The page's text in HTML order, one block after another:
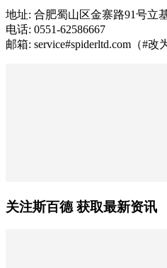
地址: 合肥蜀山区金寨路91号立
电话: 0551-62586667
邮箱: service#spiderltd.com（#改
关注斯百德 获取最新资讯